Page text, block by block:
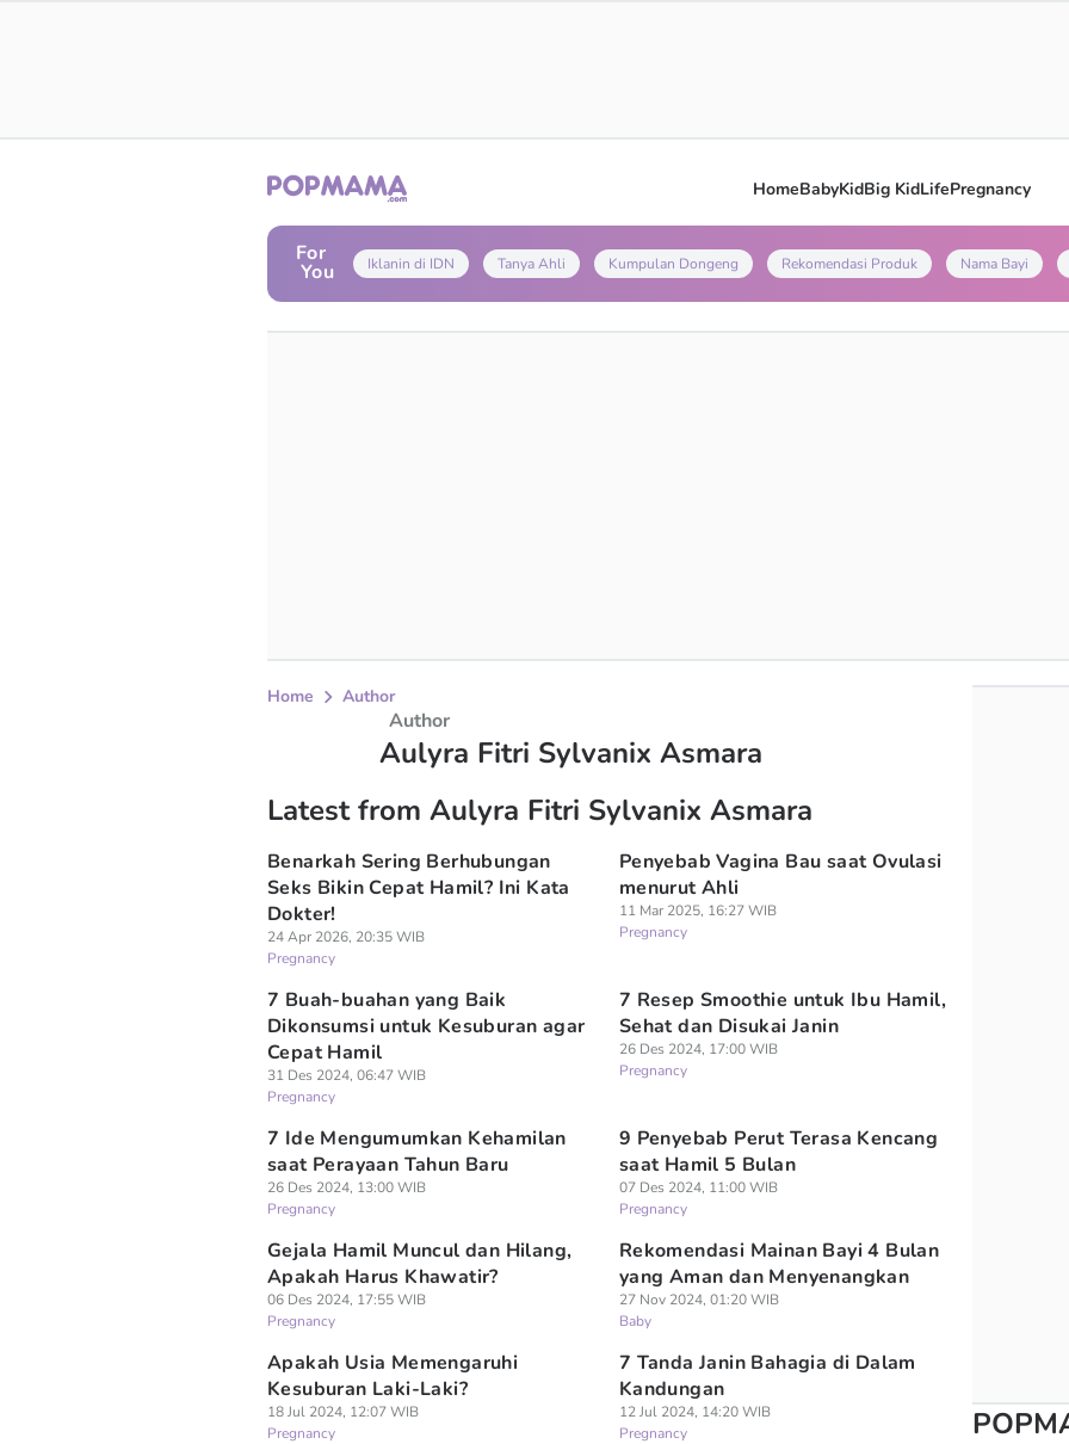
HomeBabyKidBig KidLifePregnancy
For
You Iklanin di IDN Tanya Ahli Kumpulan Dongeng Rekomendasi Produk Nama Bayi
Home Author
Author
Aulyra Fitri Sylvanix Asmara
Latest from Aulyra Fitri Sylvanix Asmara
Benarkah Sering Berhubungan
Seks Bikin Cepat Hamil? Ini Kata
Dokter!
24 Apr 2026, 20:35 WIB
Pregnancy
Penyebab Vagina Bau saat Ovulasi
menurut Ahli
11 Mar 2025, 16:27 WIB
Pregnancy
7 Buah-buahan yang Baik
Dikonsumsi untuk Kesuburan agar
Cepat Hamil
31 Des 2024, 06:47 WIB
Pregnancy
7 Resep Smoothie untuk Ibu Hamil,
Sehat dan Disukai Janin
26 Des 2024, 17:00 WIB
Pregnancy
7 Ide Mengumumkan Kehamilan
saat Perayaan Tahun Baru
26 Des 2024, 13:00 WIB
Pregnancy
9 Penyebab Perut Terasa Kencang
saat Hamil 5 Bulan
07 Des 2024, 11:00 WIB
Pregnancy
Gejala Hamil Muncul dan Hilang,
Apakah Harus Khawatir?
06 Des 2024, 17:55 WIB
Pregnancy
Rekomendasi Mainan Bayi 4 Bulan
yang Aman dan Menyenangkan
27 Nov 2024, 01:20 WIB
Baby
Apakah Usia Memengaruhi
Kesuburan Laki-Laki?
18 Jul 2024, 12:07 WIB
Pregnancy
7 Tanda Janin Bahagia di Dalam
Kandungan
12 Jul 2024, 14:20 WIB
Pregnancy